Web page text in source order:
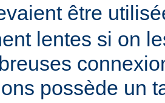
être
lentes si on
possède un